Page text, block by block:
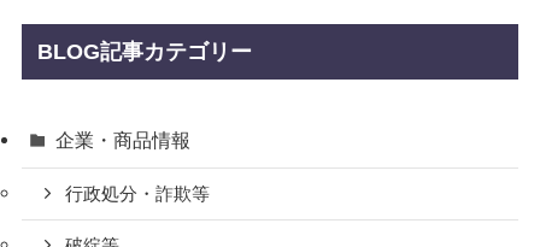
BLOG記事カテゴリー
企業・商品情報
行政処分・詐欺等